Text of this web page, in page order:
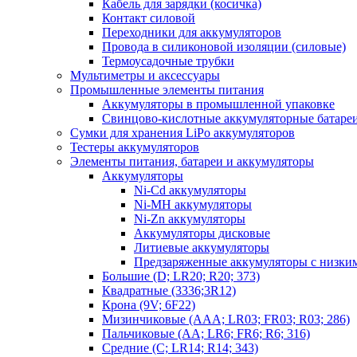
Кабель для зарядки (косичка)
Контакт силовой
Переходники для аккумуляторов
Провода в силиконовой изоляции (силовые)
Термоусадочные трубки
Мультиметры и аксессуары
Промышленные элементы питания
Аккумуляторы в промышленной упаковке
Свинцово-кислотные аккумуляторные
Сумки для хранения LiPo аккумуляторов
Тестеры аккумуляторов
Элементы питания, батареи и аккумуляторы
Аккумуляторы
Ni-Cd аккумуляторы
Ni-MH аккумуляторы
Ni-Zn аккумуляторы
Аккумуляторы дисковые
Литиевые аккумуляторы
Предзаряженные аккумуляторы с
Большие (D; LR20; R20; 373)
Квадратные (3336;3R12)
Крона (9V; 6F22)
Мизинчиковые (AAA; LR03; FR03; R03; 286)
Пальчиковые (AA; LR6; FR6; R6; 316)
Средние (C; LR14; R14; 343)